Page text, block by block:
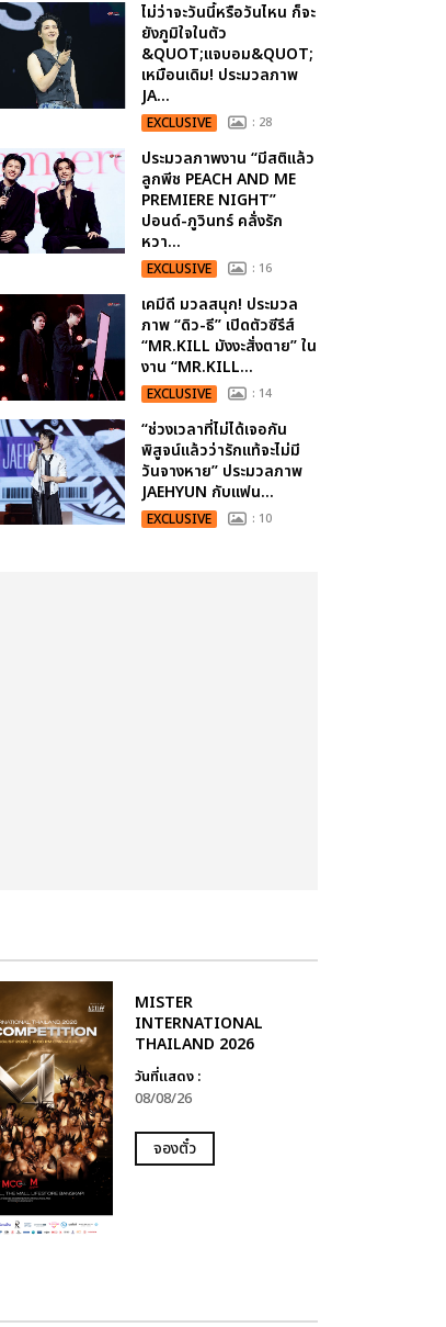
ไม่ว่าจะวันนี้หรือวันไหน ก็จะ
ยังภูมิใจในตัว
&QUOT;แจบอม&QUOT;
เหมือนเดิม! ประมวลภาพ
JA...
EXCLUSIVE : 28
ประมวลภาพงาน “มีสติแล้ว
ลูกพีช PEACH AND ME
PREMIERE NIGHT”
ปอนด์-ภูวินทร์ คลั่งรัก
หวา...
EXCLUSIVE : 16
เคมีดี มวลสนุก! ประมวล
ภาพ “ดิว-ธี” เปิดตัวซีรีส์
“MR.KILL มังงะสั่งตาย” ใน
งาน “MR.KILL...
EXCLUSIVE : 14
“ช่วงเวลาที่ไม่ได้เจอกัน
พิสูจน์แล้วว่ารักแท้จะไม่มี
วันจางหาย” ประมวลภาพ
JAEHYUN กับแฟน...
EXCLUSIVE : 10
MISTER
INTERNATIONAL
THAILAND 2026
วันที่แสดง :
08/08/26
จองตั๋ว